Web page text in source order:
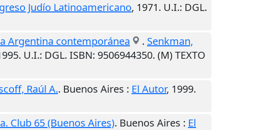
Judío Latinoamericano, 1971. U.I.: DGL.
Argentina contemporánea
. Senkman,
. U.I.: DGL. ISBN: 9506944350. (M) TEXTO
Raúl A.. Buenos Aires : El Autor, 1999.
Club 65 (Buenos Aires). Buenos Aires : El